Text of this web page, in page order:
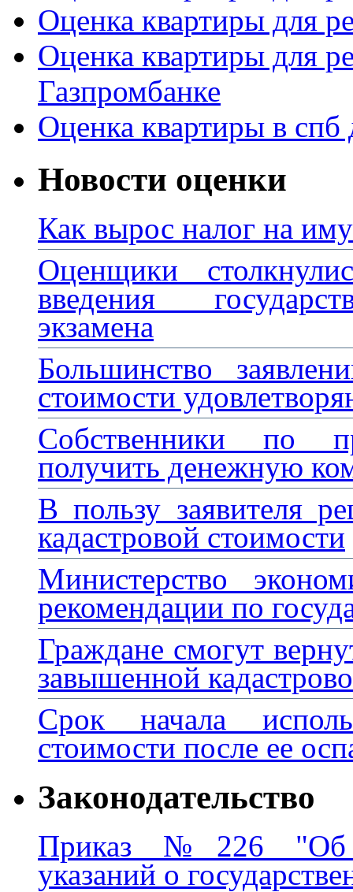
Оценка квартиры для
Оценка квартиры для
Газпромбанке
Оценка квартиры в спб
Новости оценки
Как вырос налог на
Оценщики
введения
экзамена
Большинство
стоимости
Собственники по
получить денежную
В пользу заявителя
кадастровой стоимости
Министерство
рекомендации по
Граждане смогут
завышенной
Срок начала
стоимости после ее
Законодательство
Приказ №226 "Об
указаний о